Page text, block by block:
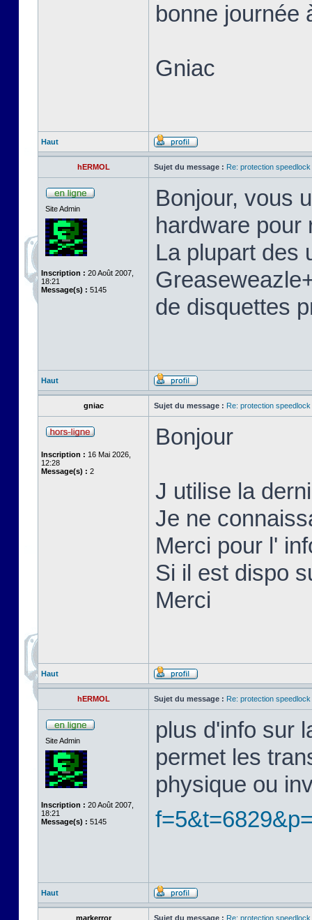
bonne journée
Gniac
Haut
hERMOL Sujet du message : Re: protection
Site Admin
Inscription : 20 Août 2007,
18:21
Message(s) : 5145
Bonjour, vous
hardware pour
La plupart des
de disquettes
Haut
gniac Sujet du message : Re: protection
Inscription : 16 Mai 2026,
12:28
Message(s) : 2
Bonjour
J utilise la
Je ne
Merci pour l'
Si il est dispo
Merci
Haut
hERMOL Sujet du message : Re: protection
Site Admin
Inscription : 20 Août 2007,
18:21
Message(s) : 5145
plus d'info sur
permet les
physique ou
Haut
markerror Sujet du message : Re: protection